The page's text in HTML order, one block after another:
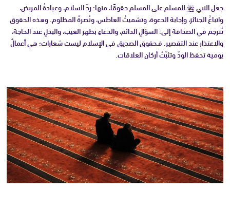
جعل النبي ﷺ للمسلم على المسلم حقوقًا، منها: ردّ السلام، وعيادةُ المريض،
واتباعُ الجنائز، وإجابة الدعوة، وتشميتُ العاطس، ونُصرةُ المظلوم. وهذه الحقوق
تُترجم في الصداقة إلى: السؤالِ الدائم، والدعاءِ بظهر الغيب، والبذلِ عند الحاجة،
والاعتذارِ عند التقصير. فـحقوق الصديق في الإسلام ليست شعارات؛ هي أعمالٌ
يومية تحفظ الودّ وتثبّتُ أركان العلاقات.